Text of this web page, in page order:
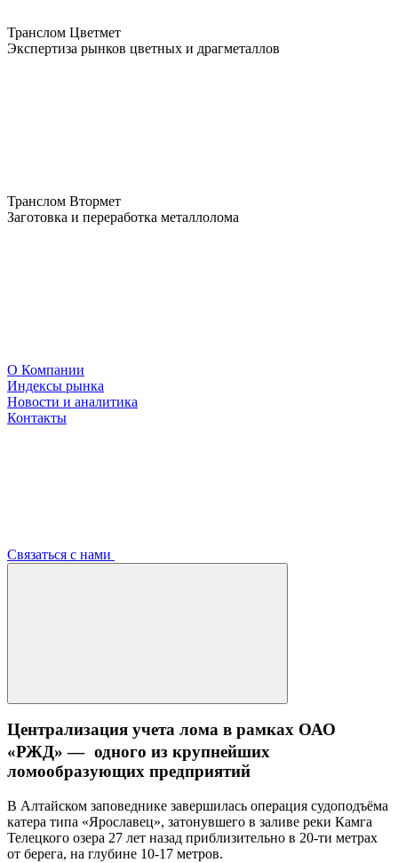
Транслом Цветмет
Экспертиза рынков цветных и драгметаллов
Транслом Втормет
Заготовка и переработка металлолома
О Компании
Индексы рынка
Новости и аналитика
Контакты
Связаться с нами
Централизация учета лома в рамках ОАО
«РЖД» — одного из крупнейших
ломообразующих предприятий
В Алтайском заповеднике завершилась операция судоподъёма
катера типа «Ярославец», затонувшего в заливе реки Камга
Телецкого озера 27 лет назад приблизительно в 20-ти метрах
от берега, на глубине 10-17 метров.